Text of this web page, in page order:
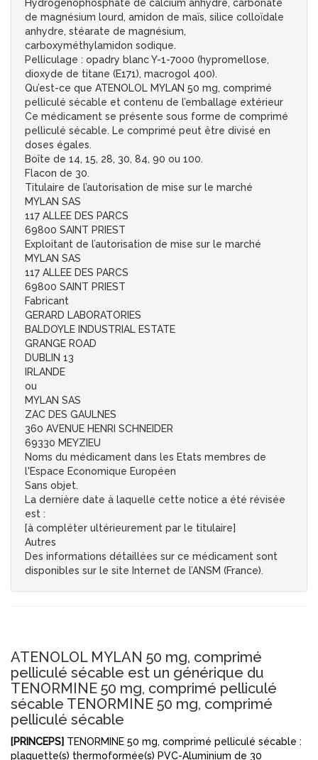
Hydrogénophosphate de calcium anhydre, carbonate
de magnésium lourd, amidon de maïs, silice colloïdale
anhydre, stéarate de magnésium,
carboxyméthylamidon sodique.
Pelliculage : opadry blanc Y-1-7000 (hypromellose,
dioxyde de titane (E171), macrogol 400).
Qu’est-ce que ATENOLOL MYLAN 50 mg, comprimé
pelliculé sécable et contenu de l’emballage extérieur
Ce médicament se présente sous forme de comprimé
pelliculé sécable. Le comprimé peut être divisé en
doses égales.
Boîte de 14, 15, 28, 30, 84, 90 ou 100.
Flacon de 30.
Titulaire de l’autorisation de mise sur le marché
MYLAN SAS
117 ALLEE DES PARCS
69800 SAINT PRIEST
Exploitant de l’autorisation de mise sur le marché
MYLAN SAS
117 ALLEE DES PARCS
69800 SAINT PRIEST
Fabricant
GERARD LABORATORIES
BALDOYLE INDUSTRIAL ESTATE
GRANGE ROAD
DUBLIN 13
IRLANDE
ou
MYLAN SAS
ZAC DES GAULNES
360 AVENUE HENRI SCHNEIDER
69330 MEYZIEU
Noms du médicament dans les Etats membres de
l'Espace Economique Européen
Sans objet.
La dernière date à laquelle cette notice a été révisée
est :
[à compléter ultérieurement par le titulaire]
Autres
Des informations détaillées sur ce médicament sont
disponibles sur le site Internet de l’ANSM (France).
ATENOLOL MYLAN 50 mg, comprimé
pelliculé sécable est un générique du
TENORMINE 50 mg, comprimé pelliculé
sécable TENORMINE 50 mg, comprimé
pelliculé sécable
[PRINCEPS] TENORMINE 50 mg, comprimé pelliculé sécable :
plaquette(s) thermoformée(s) PVC-Aluminium de 30